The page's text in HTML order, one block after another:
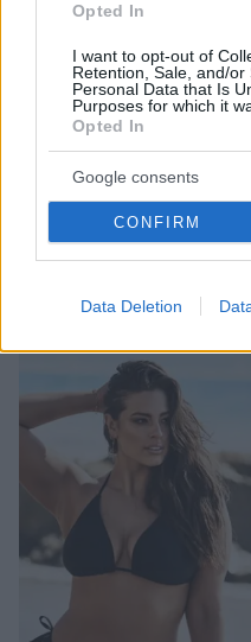
Opted In
I want to opt-out of
Retention, Sale, and/or
Personal Data that Is
Purposes for which it
Opted In
Google consents
CONFIRM
Data Deletion
Ξανθή Τζερεφού:
μοντέλο και όλοι με
Για την πορεία της στον
εμπειρία της από το
του διαγωνισμού
18.10.2021, 17:37